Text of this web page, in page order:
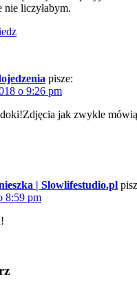
nie liczyłabym.
pisze:
o 9:26 pm
jak zwykle mówią
| Slowlifestudio.pl
8:59 pm